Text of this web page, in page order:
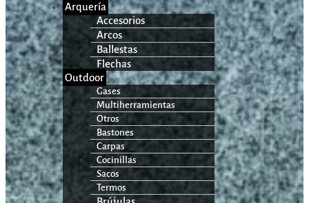
Arquería
Accesorios
Arcos
Ballestas
Flechas
Outdoor
Gases
Multiherramientas
Otros
Bastones
Carpas
Cocinillas
Sacos
Termos